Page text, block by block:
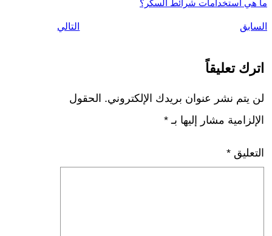
ما هي استخدامات شرائط السكر؟
السابق التالي
اترك تعليقاً
لن يتم نشر عنوان بريدك الإلكتروني. الحقول
الإلزامية مشار إليها بـ *
التعليق *